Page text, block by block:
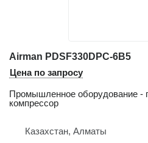
Airman PDSF330DPC-6B5
Цена по запросу
Промышленное оборудование -
компрессор
Казахстан, Алматы